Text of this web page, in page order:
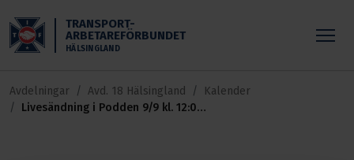
TRANSPORT-
ARBETAREFÖRBUNDET
HÄLSINGLAND
Avdelningar Avd. 18 Hälsingland
Kalender
Livesändning i Podden 9/9 kl. 12:00